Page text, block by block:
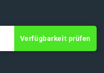
Verfügbarkeit prüfen